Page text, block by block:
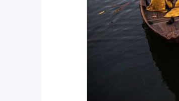
doanh nghiệp sẽ còn phát
hơn thế nữa. Chúc Vietrend
lớn mạnh, luôn là đối tác tin
Nam Dược và nhiều đối tác